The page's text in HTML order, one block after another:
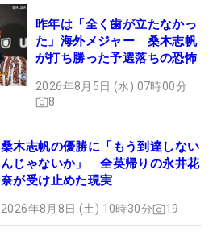
昨年は「全く歯が立たなかっ
た」海外メジャー 桑木志帆
が打ち勝った予選落ちの恐怖
2026年8月5日 (水) 07時00分
8
桑木志帆の優勝に「もう到達しない
んじゃないか」 全英帰りの永井花
奈が受け止めた現実
2026年8月8日 (土) 10時30分 19